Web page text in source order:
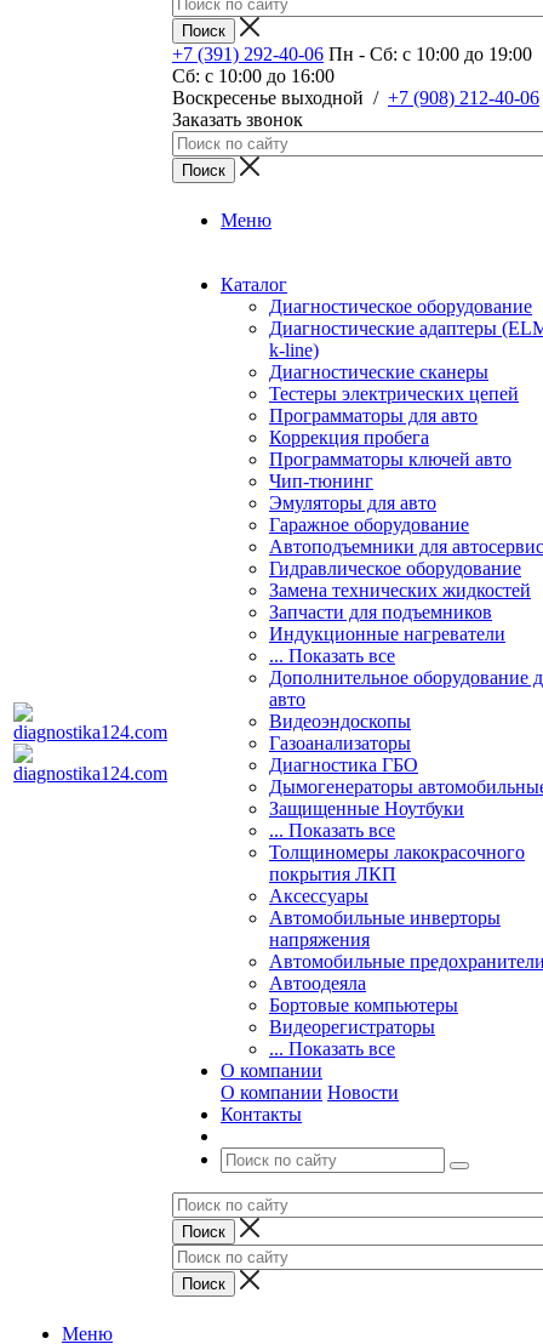
+7 (391) 292-40-06 Пн - Сб: c 10:00 до 19:00
Сб: c 10:00 до 16:00
​Воскресенье выходной / +7 (908) 212-40-06
Заказать звонок
Меню
Каталог
Диагностическое оборудование
Диагностические адаптеры
k-line)
Диагностические сканеры
Тестеры электрических цепей
Программаторы для авто
Коррекция пробега
Программаторы ключей авто
Чип-тюнинг
Эмуляторы для авто
Гаражное оборудование
Автоподъемники для
Гидравлическое оборудование
Замена технических жидкостей
Запчасти для подъемников
Индукционные нагреватели
... Показать все
Дополнительное оборудование
авто
Видеоэндоскопы
Газоанализаторы
Диагностика ГБО
Дымогенераторы
Защищенные Ноутбуки
... Показать все
Толщиномеры лакокрасочного
покрытия ЛКП
Аксессуары
Автомобильные инверторы
напряжения
Автомобильные
Автоодеяла
Бортовые компьютеры
Видеорегистраторы
... Показать все
О компании
О компании Новости
Контакты
Меню